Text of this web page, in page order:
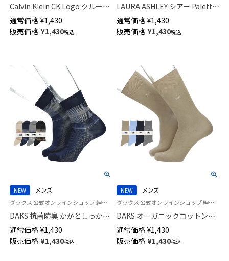
Calvin Klein CK Logo クルー丈
ソックス レディース 03267012
通常価格 ¥1,430
販売価格 ¥1,430税込
LAURA ASHLEY シアー Paletto
スニーカー丈 ソックス レディ
ース 日本製 03357397
通常価格 ¥1,430
販売価格 ¥1,430税込
NEW
メンズ
ダックス 公式オンラインショップ 紳士 靴下
DAKS 抗菌防臭 かかとしっかり
ホールド HERITAGE CHECK ミ
ドル丈 カジュアル ソックス メ
ンズ 02512679
通常価格 ¥1,430
販売価格 ¥1,430税込
NEW
メンズ
ダックス 公式オンラインショップ 紳士 靴下
DAKS オーガニックコットン混
かかとしっかりホールド ダイヤ
リンクス クルー丈 カジュアル
ソックス メンズ 02512678
通常価格 ¥1,430
販売価格 ¥1,430税込